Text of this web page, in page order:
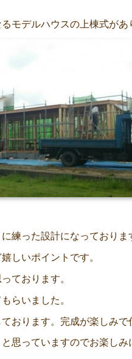
モデルハウスの上棟式があ
練った設計になっておりま
しいポイントです。
ております。
らいました。
おります。完成が楽しみで
思っていますのでお楽しみ